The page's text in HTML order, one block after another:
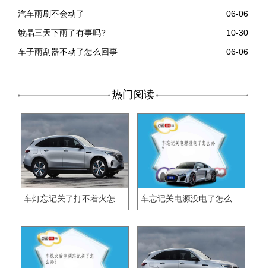
汽车雨刷不会动了
06-06
镀晶三天下雨了有事吗?
10-30
车子雨刮器不动了怎么回事
06-06
热门阅读